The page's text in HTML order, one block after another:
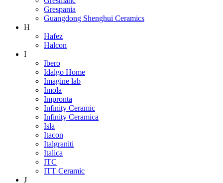
Grespania
Guangdong Shenghui Ceramics
H
Hafez
Halcon
I
Ibero
Idalgo Home
Imagine lab
Imola
Impronta
Infinity Ceramic
Infinity Ceramica
Isla
Itacon
Italgraniti
Italica
ITC
ITT Ceramic
J